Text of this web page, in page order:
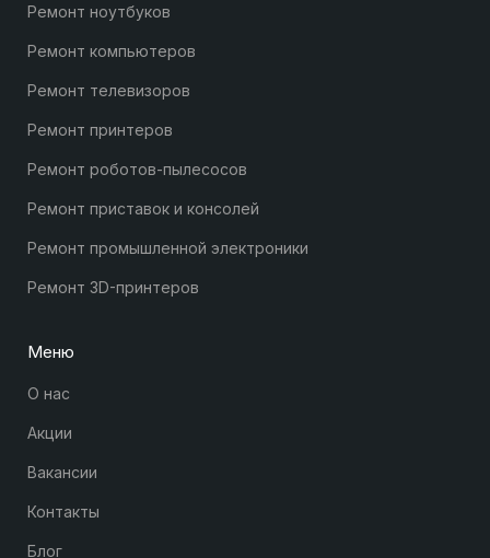
Ремонт ноутбуков
Ремонт компьютеров
Ремонт телевизоров
Ремонт принтеров
Ремонт роботов-пылесосов
Ремонт приставок и консолей
Ремонт промышленной электроники
Ремонт 3D-принтеров
Меню
О нас
Акции
Вакансии
Контакты
Блог